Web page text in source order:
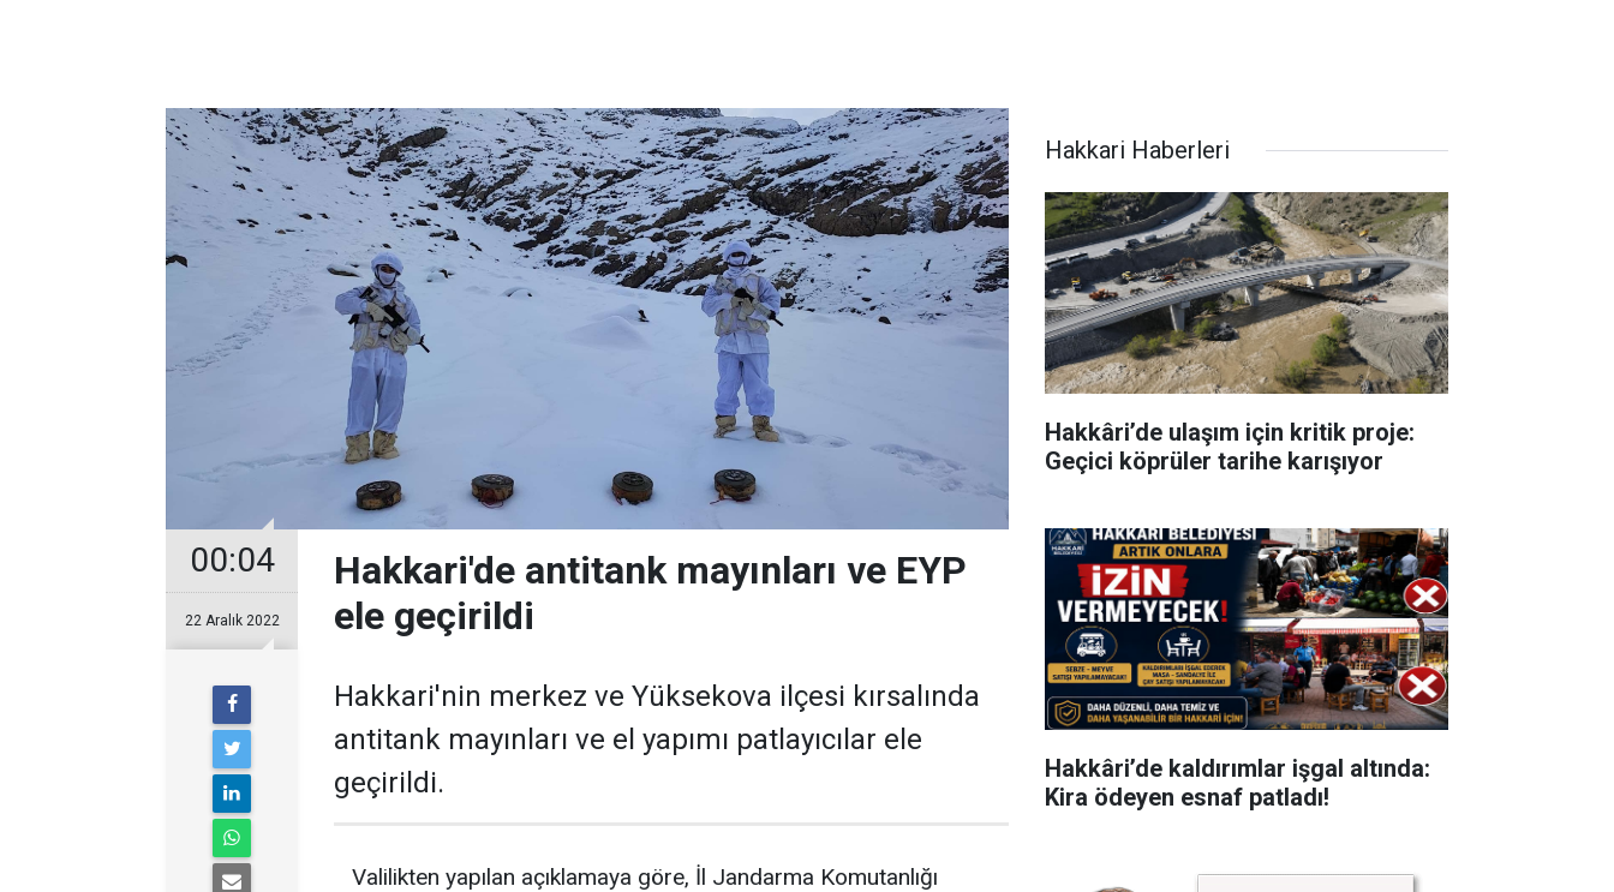
00:04
22 Aralık 2022
Hakkari'de antitank mayınları ve EYP
ele geçirildi
Hakkari'nin merkez ve Yüksekova ilçesi kırsalında
antitank mayınları ve el yapımı patlayıcılar ele
geçirildi.
Valilikten yapılan açıklamaya göre, İl Jandarma Komutanlığı
Hakkari Haberleri
Hakkâri’de ulaşım için kritik proje:
Geçici köprüler tarihe karışıyor
Hakkâri’de kaldırımlar işgal altında:
Kira ödeyen esnaf patladı!